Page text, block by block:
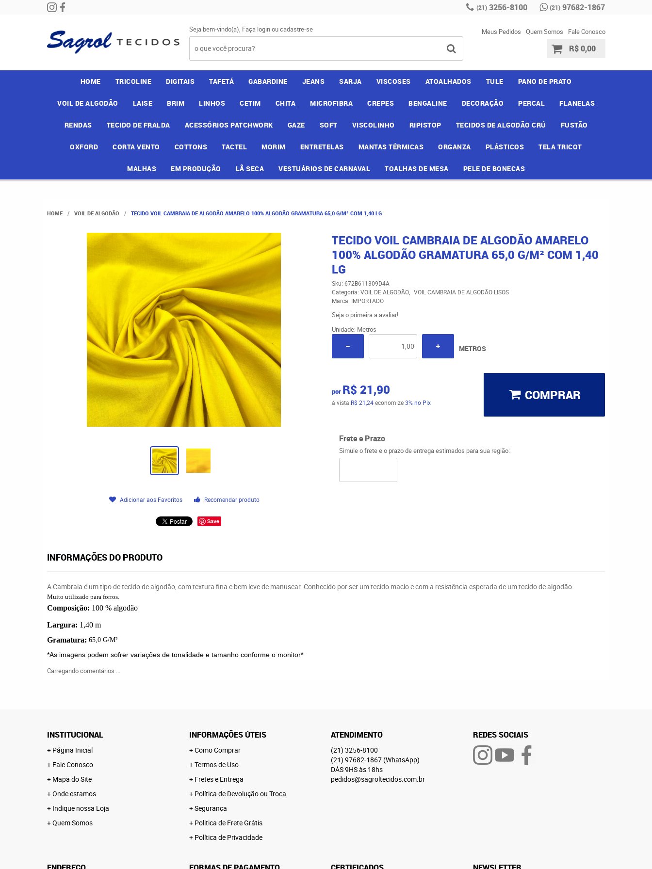
(21) 3256-8100 (21) 97682-1867
Seja bem-vindo(a), Faça loginoucadastre-se Meus Pedidos Quem Somos Fale Conosco
R$ 0,00
HOME TRICOLINE DIGITAIS TAFETÁ GABARDINE JEANS SARJA VISCOSES ATOALHADOS TULE PANO DE PRATO
VOIL DE ALGODÃO LAISE BRIM LINHOS CETIM CHITA MICROFIBRA CREPES BENGALINE DECORAÇÃO PERCAL FLANELAS
RENDAS TECIDO DE FRALDA ACESSÓRIOS PATCHWORK GAZE SOFT VISCOLINHO RIPISTOP TECIDOS DE ALGODÃO CRÚ FUSTÃO
OXFORD CORTA VENTO COTTONS TACTEL MORIM ENTRETELAS MANTAS TÉRMICAS ORGANZA PLÁSTICOS TELA TRICOT
MALHAS EM PRODUÇÃO LÃ SECA VESTUÁRIOS DE CARNAVAL TOALHAS DE MESA PELE DE BONECAS
HOME VOIL DE ALGODÃO TECIDO VOIL CAMBRAIA DE ALGODÃO AMARELO 100% ALGODÃO GRAMATURA 65,0 G/M² COM 1,40 LG
Adicionar aos Favoritos Recomendar produto
Save
TECIDO VOIL CAMBRAIA DE ALGODÃO AMARELO
100% ALGODÃO GRAMATURA 65,0 G/M² COM 1,40
LG
Sku: 672B611309D4A
Categoria: VOIL DE ALGODÃO
VOIL CAMBRAIA DE ALGODÃO LISOS
Marca: IMPORTADO
Seja o primeira a avaliar!
Unidade: Metros
METROS
por R$ 21,90
à vista R$ 21,24economize3% no Pix COMPRAR
Frete e Prazo
Simule o frete e o prazo de entrega estimados para sua região:
INFORMAÇÕES DO PRODUTO
A Cambraia é um tipo detecido de algodão, com textura fina e bem leve de manusear. Conhecido por ser umtecido macio e com a resistência esperada de umtecido de algodão.
Muito utilizado para forros.
Composição: 100 % algodão
Largura: 1,40 m
Gramatura: 65,0 G/M²
*As imagens podem sofrer variações de tonalidade e tamanho conforme o monitor*
Carregando comentários ...
INSTITUCIONAL
Página Inicial
Fale Conosco
Mapa do Site
Onde estamos
Indique nossa Loja
Quem Somos
INFORMAÇÕES ÚTEIS
Como Comprar
Termos de Uso
Fretes e Entrega
Política de Devolução ou Troca
Segurança
Politica de Frete Grátis
Política de Privacidade
ATENDIMENTO
(21) 3256-8100
(21) 97682-1867 (WhatsApp)
DÁS 9HS às 18hs
pedidos@sagroltecidos.com.br
REDES SOCIAIS